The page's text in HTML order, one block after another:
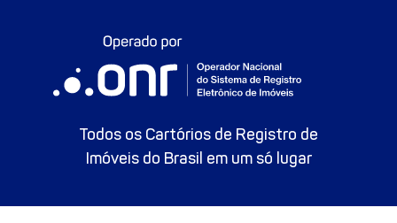
Todos os Cartórios de Registro de
Imóveis do Brasil em um só lugar